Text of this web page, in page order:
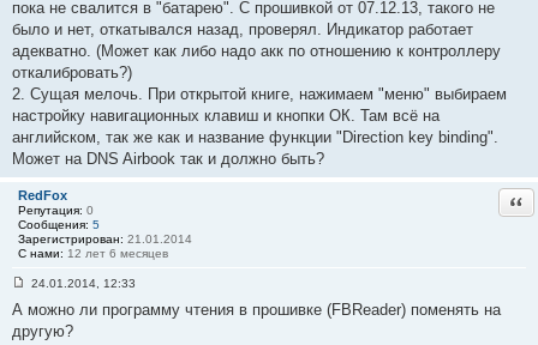
пока не свалится в "батарею". С прошивкой от 07.12.13, такого не
было и нет, откатывался назад, проверял. Индикатор работает
адекватно. (Может как либо надо акк по отношению к контроллеру
откалибровать?)
2. Сущая мелочь. При открытой книге, нажимаем "меню" выбираем
настройку навигационных клавиш и кнопки ОК. Там всё на
английском, так же как и название функции "Direction key binding".
Может на DNS Airbook так и должно быть?
RedFox
Репутация: 0
Сообщения: 5
Зарегистрирован: 21.01.2014
С нами: 12 лет 6 месяцев
о
б
24.01.2014, 12:33
А можно ли программу чтения в прошивке (FBReader) поменять на
другую?